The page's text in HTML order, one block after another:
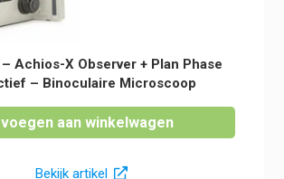
Achios-X Observer + Plan Phase
– Binoculaire Microscoop
aan winkelwagen
Bekijk artikel